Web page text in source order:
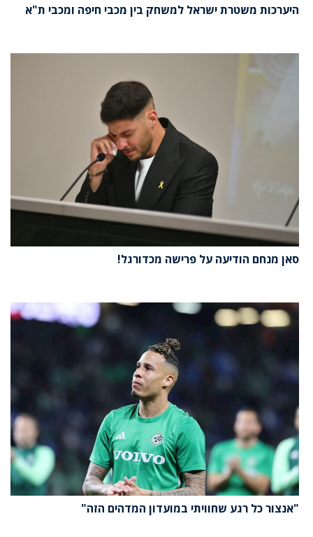
היערכות משטרת ישראל למשחק בין מכבי חיפה ומכבי ת"א
סאן מנחם הודיעה על פרישה מכדורגל!
"אנצור כל רגע שחוויתי במועדון המדהים הזה"